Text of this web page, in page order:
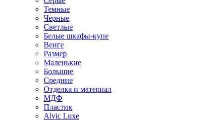
Темные
Черные
Светлые
Белые шкафы-купе
Венге
Размер
Маленькие
Большие
Средние
Отделка и материал
МДФ
Пластик
Alvic Luxe